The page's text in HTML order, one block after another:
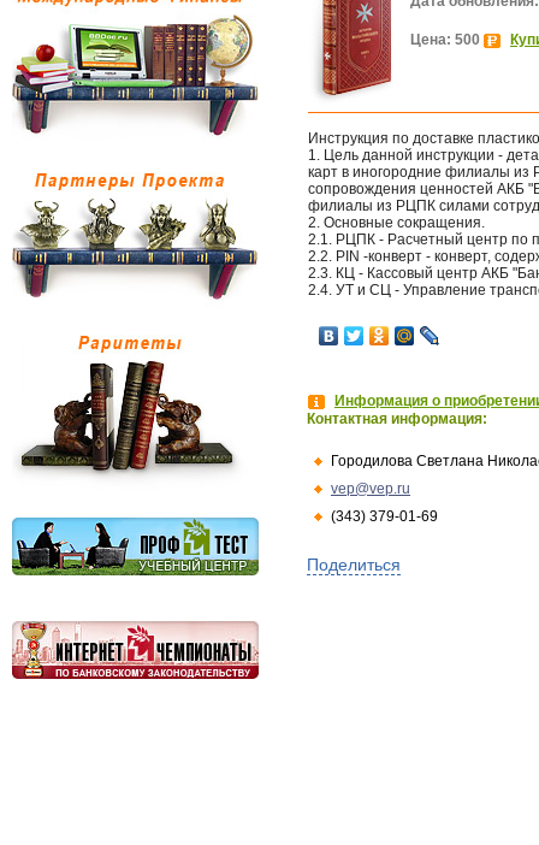
Цена: 500
Инструкция по доставке
1. Цель данной инструкции -
карт в иногородние филиалы из
сопровождения ценностей АКБ
филиалы из РЦПК силами
2. Основные сокращения.
2.1. РЦПК - Расчетный центр по
2.2. PIN -конверт - конверт,
2.3. КЦ - Кассовый центр АКБ
2.4. УТ и СЦ - Управление
Информация о
Контактная информация:
Городилова Светлана
vep@vep.ru
(343) 379-01-69
Поделиться